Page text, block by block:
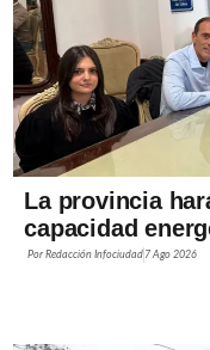
La provincia
capacidad
PorRedacción Infociudad 7 Ago 2026